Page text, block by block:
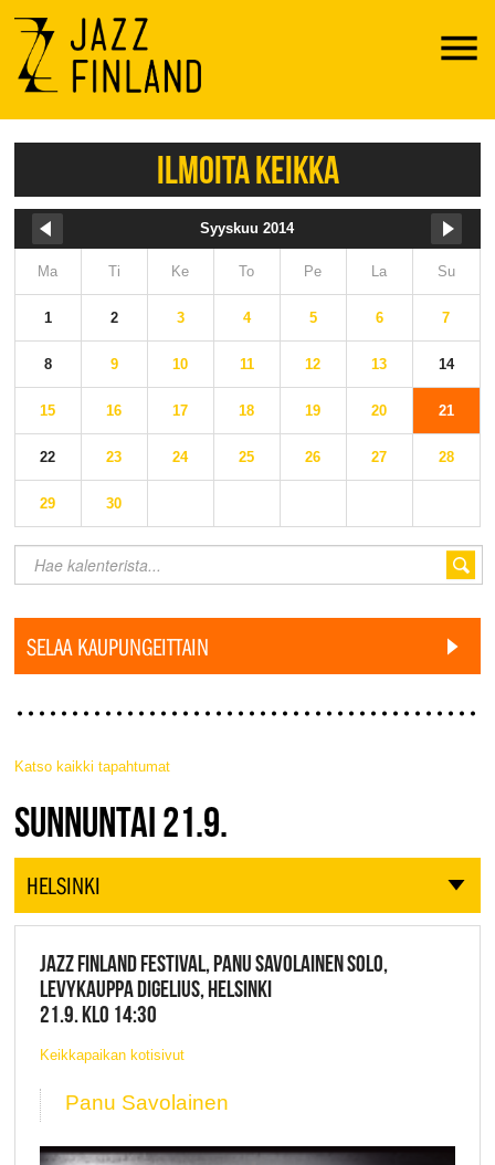
Menu
ILMOITA KEIKKA
Syyskuu 2014
Ma Ti Ke To Pe La Su
1 2 3 4 5 6 7
8 9 10 11 12 13 14
15 16 17 18 19 20 21
22 23 24 25 26 27 28
29 30
SELAA KAUPUNGEITTAIN
Katso kaikki tapahtumat
JAZZ FINLAND LIVE
SUNNUNTAI 21.9.
HELSINKI
JAZZ FINLAND FESTIVAL, PANU SAVOLAINEN SOLO,
LEVYKAUPPA DIGELIUS, HELSINKI
21.9. KLO 14:30
Keikkapaikan kotisivut
Panu Savolainen